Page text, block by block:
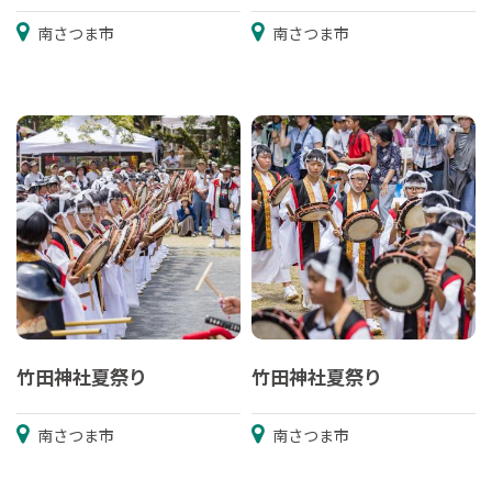
南さつま市 南さつま市
竹田神社夏祭り
南さつま市
竹田神社夏祭り
南さつま市